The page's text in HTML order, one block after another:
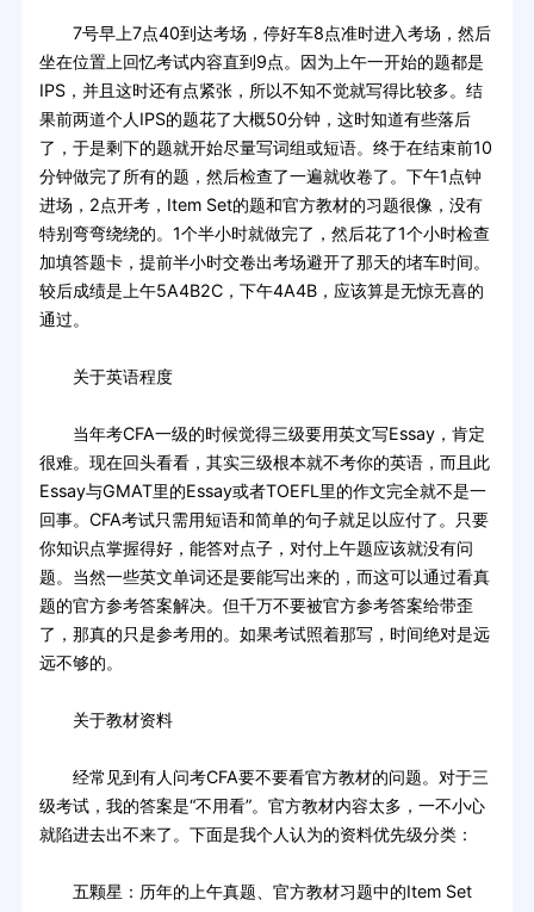
7号早上7点40到达考场，停好车8点准时进入考场，然后
坐在位置上回忆考试内容直到9点。因为上午一开始的题都是
IPS，并且这时还有点紧张，所以不知不觉就写得比较多。结
果前两道个人IPS的题花了大概50分钟，这时知道有些落后
了，于是剩下的题就开始尽量写词组或短语。终于在结束前10
分钟做完了所有的题，然后检查了一遍就收卷了。下午1点钟
进场，2点开考，Item Set的题和官方教材的习题很像，没有
特别弯弯绕绕的。1个半小时就做完了，然后花了1个小时检查
加填答题卡，提前半小时交卷出考场避开了那天的堵车时间。
较后成绩是上午5A4B2C，下午4A4B，应该算是无惊无喜的
通过。
关于英语程度
当年考CFA一级的时候觉得三级要用英文写Essay，肯定
很难。现在回头看看，其实三级根本就不考你的英语，而且此
Essay与GMAT里的Essay或者TOEFL里的作文完全就不是一
回事。CFA考试只需用短语和简单的句子就足以应付了。只要
你知识点掌握得好，能答对点子，对付上午题应该就没有问
题。当然一些英文单词还是要能写出来的，而这可以通过看真
题的官方参考答案解决。但千万不要被官方参考答案给带歪
了，那真的只是参考用的。如果考试照着那写，时间绝对是远
远不够的。
关于教材资料
经常见到有人问考CFA要不要看官方教材的问题。对于三
级考试，我的答案是“不用看”。官方教材内容太多，一不小心
就陷进去出不来了。下面是我个人认为的资料优先级分类：
五颗星：历年的上午真题、官方教材习题中的Item Set